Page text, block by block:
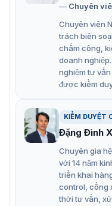
Tính năng nổi
2CD6984G0-
Hikvision DS-
nâng cao như BLC, 3D
mà hình ảnh luôn
điều kiện khác nhau.
hoạt bao gồm 12 VDC,
hợp vào hệ thống
tính năng sau:
Hình ảnh siêu nét
từng góc cạnh, hỗ
đối tượng và phân
Khả năng bao
Chuyên
Chuyên viên
trách biên
chấm công,
doanh
nghiệm tư
được kiểm
KIỂM DUYỆT
Đặng Đình
Chuyên gia
với 14 năm
triển khai
control, cổng
thời tư vấn,